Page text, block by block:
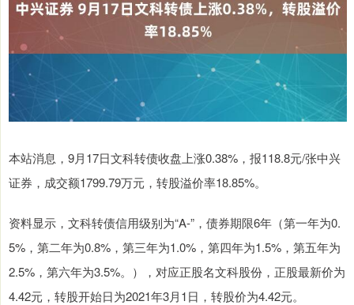
本站消息，9月17日文科转债收盘上涨0.38%，报118.8元/张中兴
证券，成交额1799.79万元，转股溢价率18.85%。
资料显示，文科转债信用级别为“A-”，债券期限6年（第一年为0.
5%，第二年为0.8%，第三年为1.0%，第四年为1.5%，第五年为
2.5%，第六年为3.5%。），对应正股名文科股份，正股最新价为
4.42元，转股开始日为2021年3月1日，转股价为4.42元。